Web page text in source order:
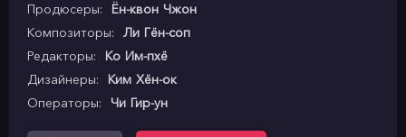
Продюсеры:
Ён-квон Чжон
Композиторы:
Ли Гён-соп
Редакторы:
Ко Им-пхё
Дизайнеры:
Ким Хён-ок
Операторы:
Чи Гир-ун